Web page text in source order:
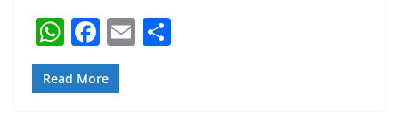
W
h
at
F
a
c
E
Read More